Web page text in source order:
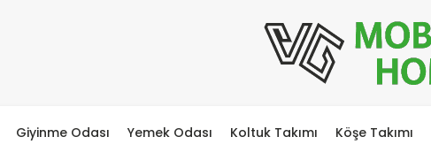
Giyinme Odası Yemek Odası Koltuk Takımı Köşe Takımı